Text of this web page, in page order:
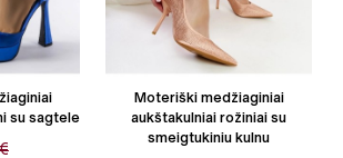
su sagtele
Moteriški medžiaginiai
aukštakulniai rožiniai su
smeigtukiniu kulnu